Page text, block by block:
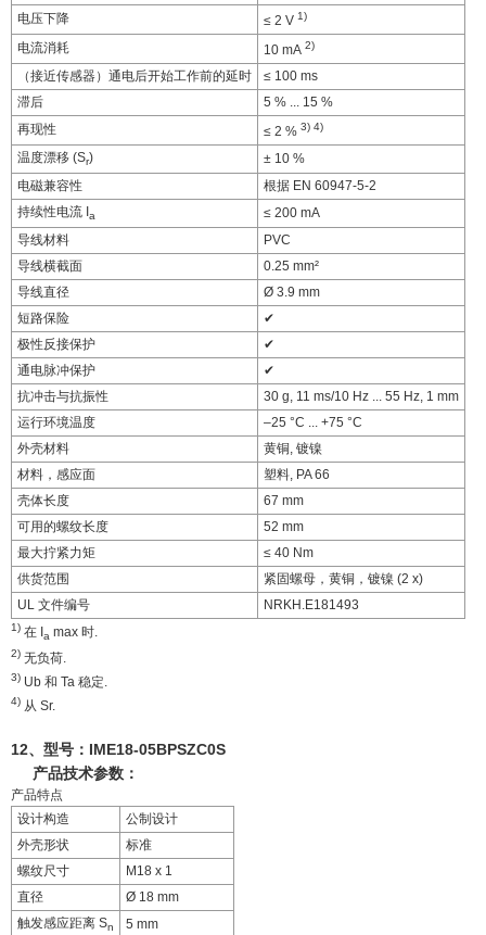
电压下降
≤ 2 V 1)
电流消耗 10 mA 2)
（接近传感器）通电后开始工作前的延时
≤ 100 ms
滞后
5 % ... 15 %
再现性
≤ 2 % 3) 4)
温度漂移 (Sr)
± 10 %
电磁兼容性
根据 EN 60947-5-2
持续性电流 I a
≤ 200 mA
导线材料
PVC
导线横截面
0.25 mm²
导线直径
Ø 3.9 mm
短路保险
✔
极性反接保护
✔
通电脉冲保护
✔
抗冲击与抗振性
30 g, 11 ms/10 Hz ... 55 Hz, 1 mm
运行环境温度
–25 °C ... +75 °C
外壳材料
黄铜, 镀镍
材料，感应面
塑料, PA 66
壳体长度
67 mm
可用的螺纹长度
52 mm
最大拧紧力矩
≤ 40 Nm
供货范围
紧固螺母，黄铜，镀镍 (2 x)
UL 文件编号
NRKH.E181493
1) 在 I a max 时.
2) 无负荷.
3) Ub 和 Ta 稳定.
4) 从 Sr.
12、型号： IME18-05BPSZC0S
产品技术参数：
产品特点
设计构造
公制设计
外壳形状
标准
螺纹尺寸
M18 x 1
直径
Ø 18 mm
触发感应距离 Sn
5 mm